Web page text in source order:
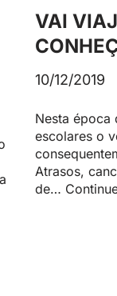
VAI
10/12/2019
Nesta época
escolares o
Atrasos,
de…